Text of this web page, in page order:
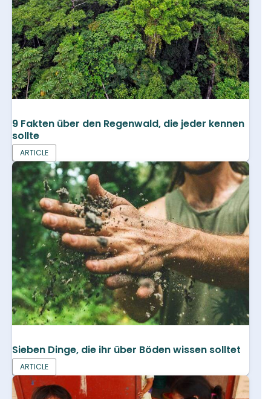
9 Fakten über den Regenwald, die jeder kennen
sollte
ARTICLE
Sieben Dinge, die ihr über Böden wissen solltet
ARTICLE